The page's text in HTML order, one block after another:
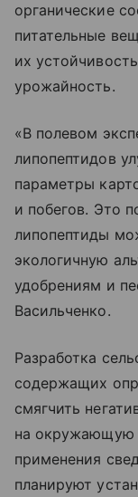
органические
питательные
их
урожайность.
«В полевом
липопептидов
параметры
и побегов. Это
липопептиды
экологичную
удобрениям и
Васильченко.
Разработка
содержащих
смягчить
на окружающую
применения
планируют